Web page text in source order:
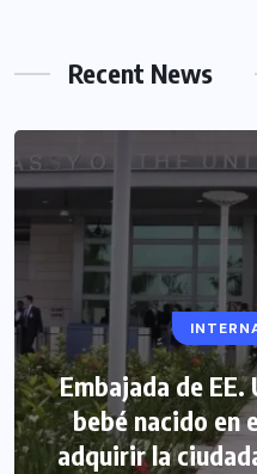
Recent News
Embajada de
bebé nacido en
adquirir la